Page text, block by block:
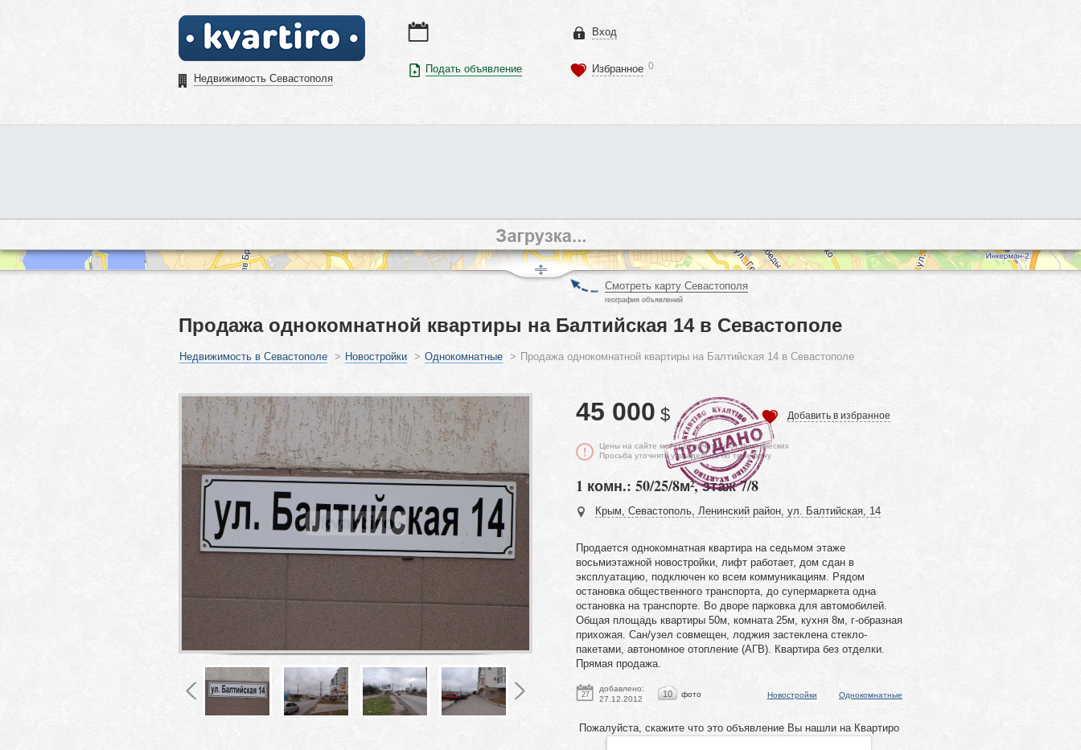
Недвижимость Севастополя
Подать объявление
Вход
Избранное 0
Смотреть карту Севастополя
география объявлений
Продажа однокомнатной квартиры на Балтийская 14 в Севастополе
Недвижимость в Севастополе > Новостройки > Однокомнатные > Продажа однокомнатной квартиры на Балтийская 14 в Севастополе
45 000 $ Добавить в избранное
Цены на сайте могут отличаться от фактических
Просьба уточнять у владельца по телефону
1 комн.: 50/25/8м², этаж 7/8
Крым, Севастополь, Ленинский район, ул. Балтийская, 14
Продается однокомнатная квартира на седьмом этаже
восьмиэтажной новостройки, лифт работает, дом сдан в
эксплуатацию, подключен ко всем коммуникациям. Рядом
остановка общественного транспорта, до супермаркета одна
остановка на транспорте. Во дворе парковка для автомобилей.
Общая площадь квартиры 50м, комната 25м, кухня 8м, г-образная
прихожая. Сан/узел совмещен, лоджия застеклена стекло-
пакетами, автономное отопление (АГВ). Квартира без отделки.
Прямая продажа.
27
добавлено:
27.12.2012
10 фото Новостройки Однокомнатные
Пожалуйста, скажите что это объявление Вы нашли на Квартиро